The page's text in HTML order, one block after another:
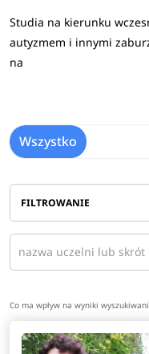
Studia na kierunku
autyzmem i innymi
na
Wszystko
FILTROWANIE
Co ma wpływ na wyniki